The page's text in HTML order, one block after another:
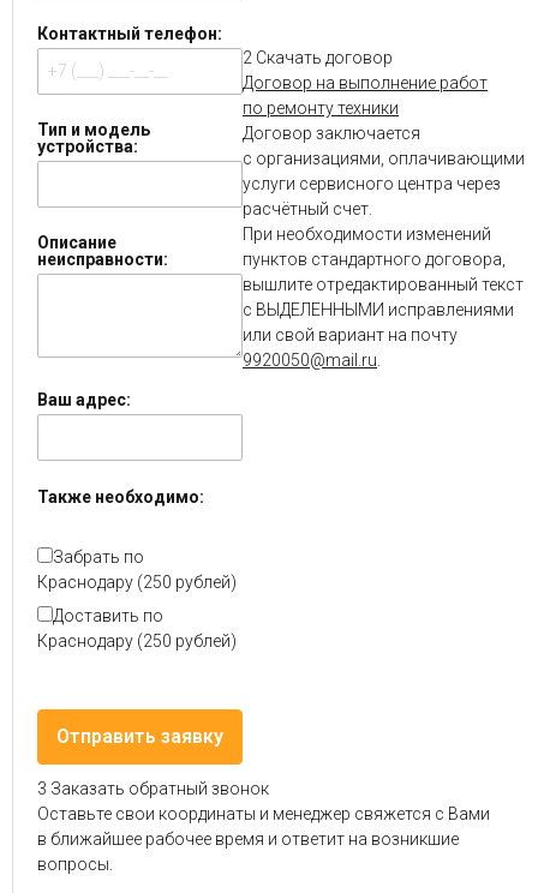
Контактный телефон:
Тип и модель
устройства:
Описание
неисправности:
Ваш адрес:
Также необходимо:
Забрать по
Краснодару (250 рублей)
Доставить по
Краснодару (250 рублей)
2 Скачать договор
Договор на выполнение работ
по ремонту техники
Договор заключается
с организациями, оплачивающими
услуги сервисного центра через
расчётный счет.
При необходимости изменений
пунктов стандартного договора,
вышлите отредактированный текст
с ВЫДЕЛЕННЫМИ исправлениями
или свой вариант на почту
9920050@mail.ru
3 Заказать обратный звонок
Оставьте свои координаты и менеджер свяжется с Вами
в ближайшее рабочее время и ответит на возникшие
вопросы.